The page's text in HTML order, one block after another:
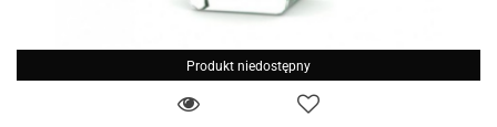
Produkt niedostępny